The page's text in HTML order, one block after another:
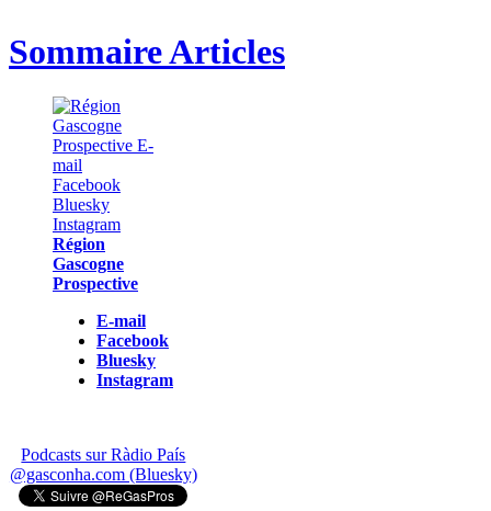
Sommaire Articles
Région
Gascogne
Prospective
E-mail
Facebook
Bluesky
Instagram
Podcasts sur Ràdio País
@gasconha.com (Bluesky)